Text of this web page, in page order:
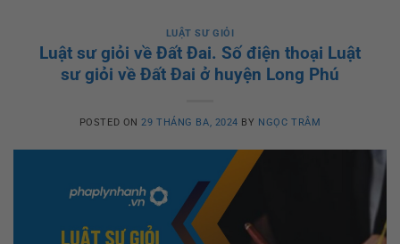
LUẬT SƯ GIỎI
Luật sư giỏi về Đất Đai. Số điện thoại Luật
sư giỏi về Đất Đai ở huyện Long Phú
POSTED ON29 THÁNG BA, 2024 BY NGỌC TRÂM